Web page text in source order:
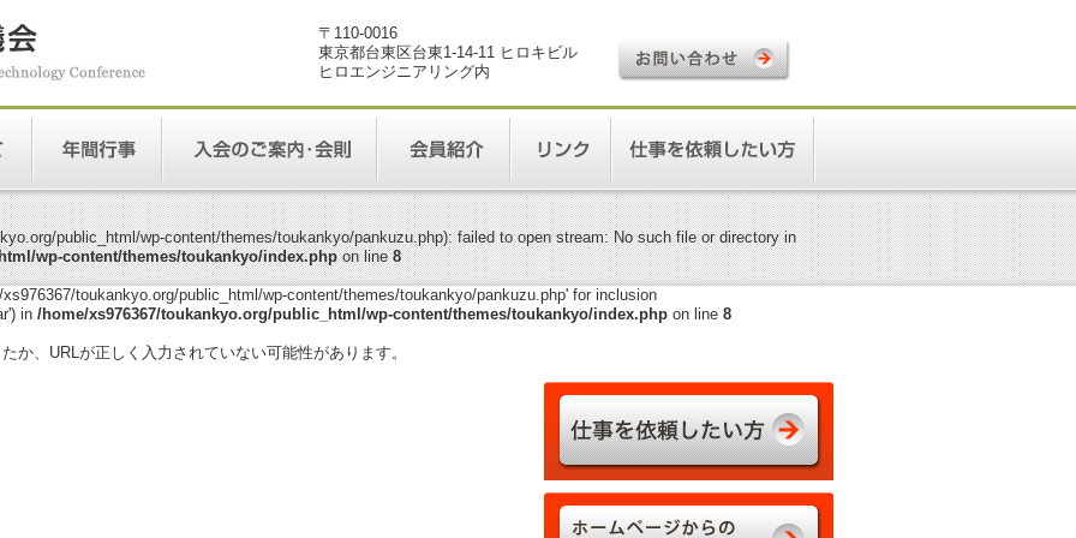
〒110-0016
東京都台東区台東1-14-11 ヒロキビル
ヒロエンジニアリング内
public_html/wp-content/themes/toukankyo/pankuzu.php): failed to open stream: No such file or directory in
wp-content/themes/toukankyo/index.phpon line8
toukankyo.org/public_html/wp-content/themes/toukankyo/pankuzu.php' for inclusion
in /home/xs976367/toukankyo.org/public_html/wp-content/themes/toukankyo/index.phpon line 8
か、URLが正しく入力されていない可能性があります。